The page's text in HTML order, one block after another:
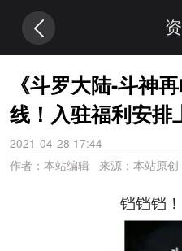
《斗罗大陆-斗神
线！入驻福利安排
2021-04-28 17:44
作者：本站编辑 来源：本站原创
铛铛铛